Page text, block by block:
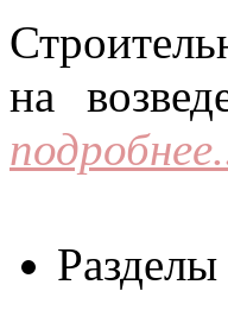
на
Разделы